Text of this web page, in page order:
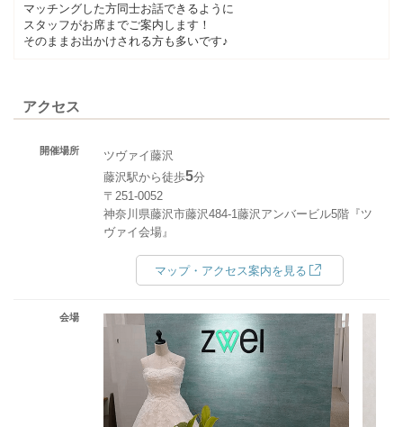
マッチングした方同士お話できるように
スタッフがお席までご案内します！
そのままお出かけされる方も多いです♪
アクセス
開催場所
ツヴァイ藤沢
藤沢駅から徒歩5分
〒251-0052
神奈川県藤沢市藤沢484-1藤沢アンバービル5階『ツ
ヴァイ会場』
マップ・アクセス案内を見る
会場